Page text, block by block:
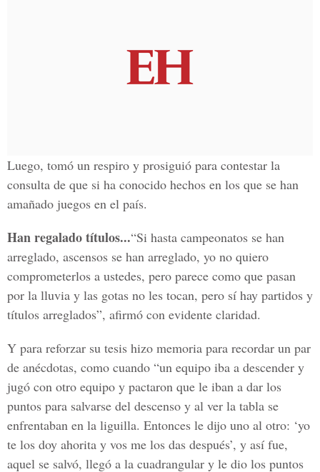
Luego, tomó un respiro y prosiguió para contestar la
consulta de que si ha conocido hechos en los que se han
amañado juegos en el país.
Han regalado títulos...“Si hasta campeonatos se han
arreglado, ascensos se han arreglado, yo no quiero
comprometerlos a ustedes, pero parece como que pasan
por la lluvia y las gotas no les tocan, pero sí hay partidos y
títulos arreglados”, afirmó con evidente claridad.
Y para reforzar su tesis hizo memoria para recordar un par
de anécdotas, como cuando “un equipo iba a descender y
jugó con otro equipo y pactaron que le iban a dar los
puntos para salvarse del descenso y al ver la tabla se
enfrentaban en la liguilla. Entonces le dijo uno al otro: ‘yo
te los doy ahorita y vos me los das después’, y así fue,
aquel se salvó, llegó a la cuadrangular y le dio los puntos